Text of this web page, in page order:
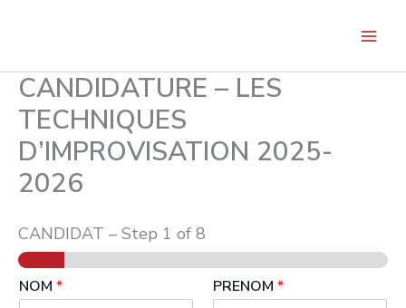
CANDIDATURE – LES
TECHNIQUES
D’IMPROVISATION 2025-
2026
CANDIDAT – Step 1 of 8
NOM * PRENOM *